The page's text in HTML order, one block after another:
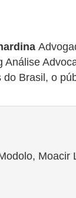
Análise
Brasil, o